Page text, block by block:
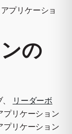
アプリケーショ
の
リーダーボ
プリケーション
プリケーション